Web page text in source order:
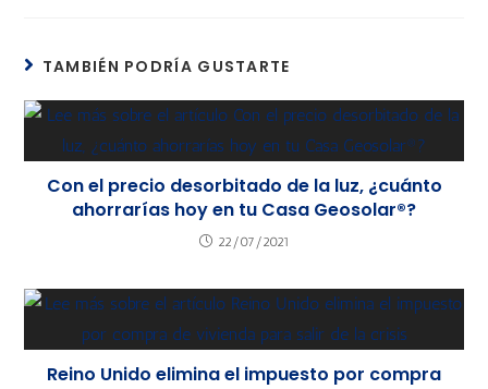
TAMBIÉN PODRÍA GUSTARTE
Con el precio desorbitado de la luz, ¿cuánto
ahorrarías hoy en tu Casa Geosolar®?
22/07/2021
Reino Unido elimina el impuesto por compra